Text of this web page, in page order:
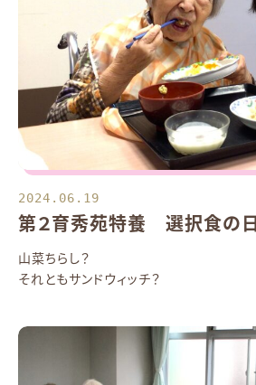
2024.06.19
第２育秀苑特養 選択食の日
山菜ちらし？
それともサンドウィッチ？